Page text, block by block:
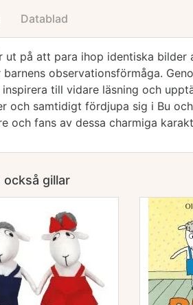
Datablad
ut på att para ihop identiska bilder
barnens observationsförmåga.
till vidare läsning och
och samtidigt fördjupa sig i Bu
och fans av dessa charmiga
också gillar